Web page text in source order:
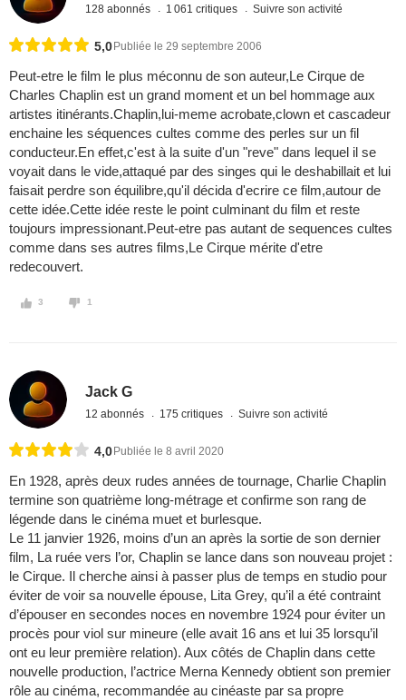
128 abonnés 1 061 critiques Suivre son activité
5,0 Publiée le 29 septembre 2006
Peut-etre le film le plus méconnu de son auteur,Le Cirque de
Charles Chaplin est un grand moment et un bel hommage aux
artistes itinérants.Chaplin,lui-meme acrobate,clown et cascadeur
enchaine les séquences cultes comme des perles sur un fil
conducteur.En effet,c'est à la suite d'un "reve" dans lequel il se
voyait dans le vide,attaqué par des singes qui le deshabillait et lui
faisait perdre son équilibre,qu'il décida d'ecrire ce film,autour de
cette idée.Cette idée reste le point culminant du film et reste
toujours impressionant.Peut-etre pas autant de sequences cultes
comme dans ses autres films,Le Cirque mérite d'etre
redecouvert.
3 1
Jack G
12 abonnés 175 critiques Suivre son activité
4,0 Publiée le 8 avril 2020
En 1928, après deux rudes années de tournage, Charlie Chaplin
termine son quatrième long-métrage et confirme son rang de
légende dans le cinéma muet et burlesque.
Le 11 janvier 1926, moins d’un an après la sortie de son dernier
film, La ruée vers l’or, Chaplin se lance dans son nouveau projet :
le Cirque. Il cherche ainsi à passer plus de temps en studio pour
éviter de voir sa nouvelle épouse, Lita Grey, qu’il a été contraint
d’épouser en secondes noces en novembre 1924 pour éviter un
procès pour viol sur mineure (elle avait 16 ans et lui 35 lorsqu’il
ont eu leur première relation). Aux côtés de Chaplin dans cette
nouvelle production, l’actrice Merna Kennedy obtient son premier
rôle au cinéma, recommandée au cinéaste par sa propre